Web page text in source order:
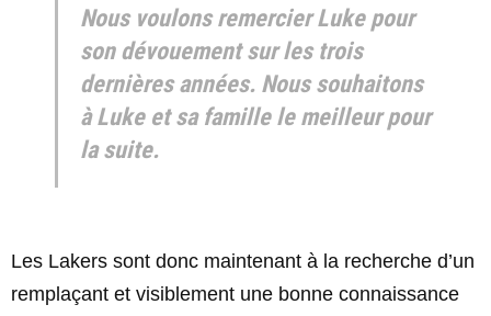
Nous voulons remercier Luke pour
son dévouement sur les trois
dernières années. Nous souhaitons
à Luke et sa famille le meilleur pour
la suite.
Les Lakers sont donc maintenant à la recherche d’un
remplaçant et visiblement une bonne connaissance